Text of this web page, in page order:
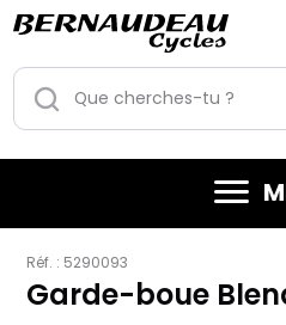
Réf. : 5290093
Garde-boue